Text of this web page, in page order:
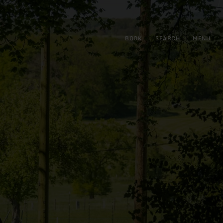
BOOK SEARCH MENU